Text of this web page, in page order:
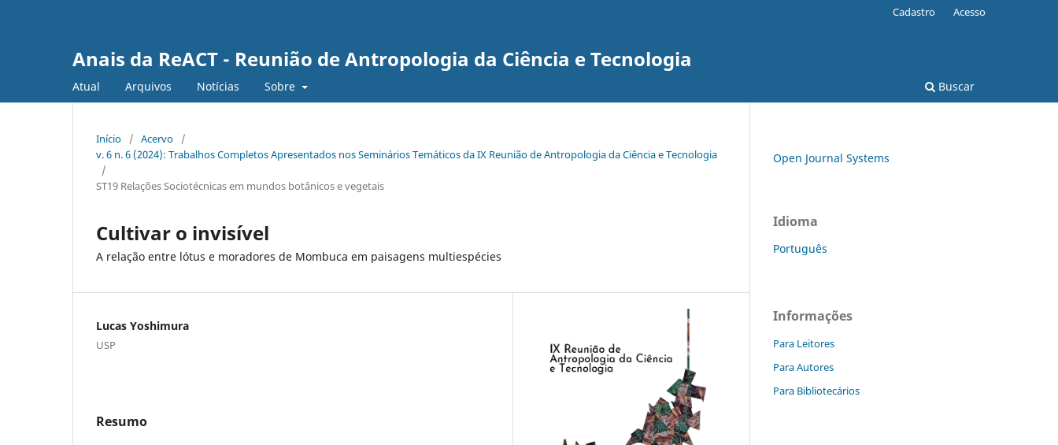
Anais da ReACT - Reunião de Antropologia da Ciência e Tecnologia
Atual Arquivos Notícias Sobre Buscar
Cadastro Acesso
Início / Acervo
/
v. 6 n. 6 (2024): Trabalhos Completos Apresentados nos Seminários Temáticos da IX Reunião de Antropologia da Ciência e Tecnologia
/
ST19 Relações Sociotécnicas em mundos botânicos e vegetais
Cultivar o invisível
A relação entre lótus e moradores de Mombuca em paisagens multiespécies
Lucas Yoshimura
USP
Resumo
Open Journal Systems
Idioma
Português
Informações
Para Leitores
Para Autores
Para Bibliotecários